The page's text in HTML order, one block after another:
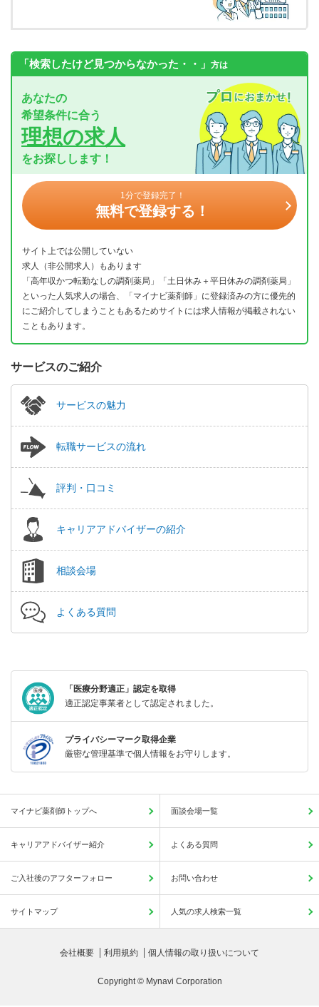
「検索したけど見つからなかった・・」 方は
あなたの
希望条件に合う
理想の求人
をお探しします！
1分で登録完了！
無料で登録する！
サイト上では公開していない
求人（非公開求人）もあります
「高年収かつ転勤なしの調剤薬局」「土日休み＋平日休みの調剤薬局」
といった人気求人の場合、「マイナビ薬剤師」に登録済みの方に優先的
にご紹介してしまうこともあるためサイトには求人情報が掲載されない
こともあります。
サービスのご紹介
サービスの魅力
転職サービスの流れ
評判・口コミ
キャリアアドバイザーの紹介
相談会場
よくある質問
「医療分野適正」認定を取得
適正認定事業者として認定されました。
プライバシーマーク取得企業
厳密な管理基準で個人情報をお守りします。
マイナビ薬剤師トップへ 面談会場一覧
キャリアアドバイザー紹介 よくある質問
ご入社後のアフターフォロー お問い合わせ
サイトマップ 人気の求人検索一覧
会社概要 利用規約 個人情報の取り扱いについて
Copyright © Mynavi Corporation